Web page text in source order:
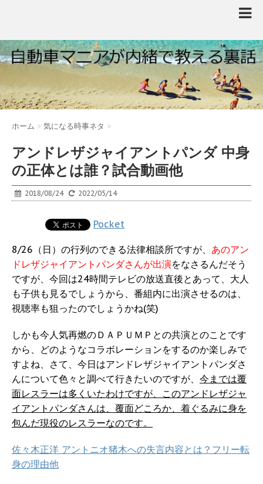
ホーム > 気になる時事ネタ >
アンドレザジャイアントパンダ 中身
の正体とは誰？試合動画他
2018/08/24 2022/05/14
Pocket
8/26（日）の行列のできる法律相談所ですが、 あのアン
ドレザジャイアントパンダさんが出演をなさるんだそう
ですが、今回は24時間テレビの放送直後とあって、大人
も子供も見るでしょうから、番組内に出演させるのは、
視聴率も狙ったのでしょうかね(笑)
しかも今人気再燃のＤＡＰＵＭＰとの共演とのことです
から、どのようなコラボレーションをするのか楽しみで
すよね、さて、今日はアンドレザジャイアントパンダさ
んについて色々と調べて行きたいのですが、 今までは覆
面レスラーは多くいたわけですが、このアンドレザジャ
イアントパンダさんは、覆面どころか、着ぐるみに身を
包んだ現役のレスラーなのです。
佐々木正洋 アントニオ猪木への失言内容とは？フリー転
身の理由他